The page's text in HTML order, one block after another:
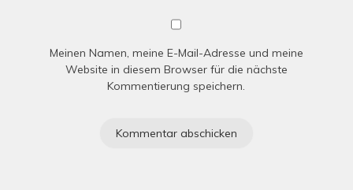
Meinen Namen, meine E-Mail-Adresse und meine
Website in diesem Browser für die nächste
Kommentierung speichern.